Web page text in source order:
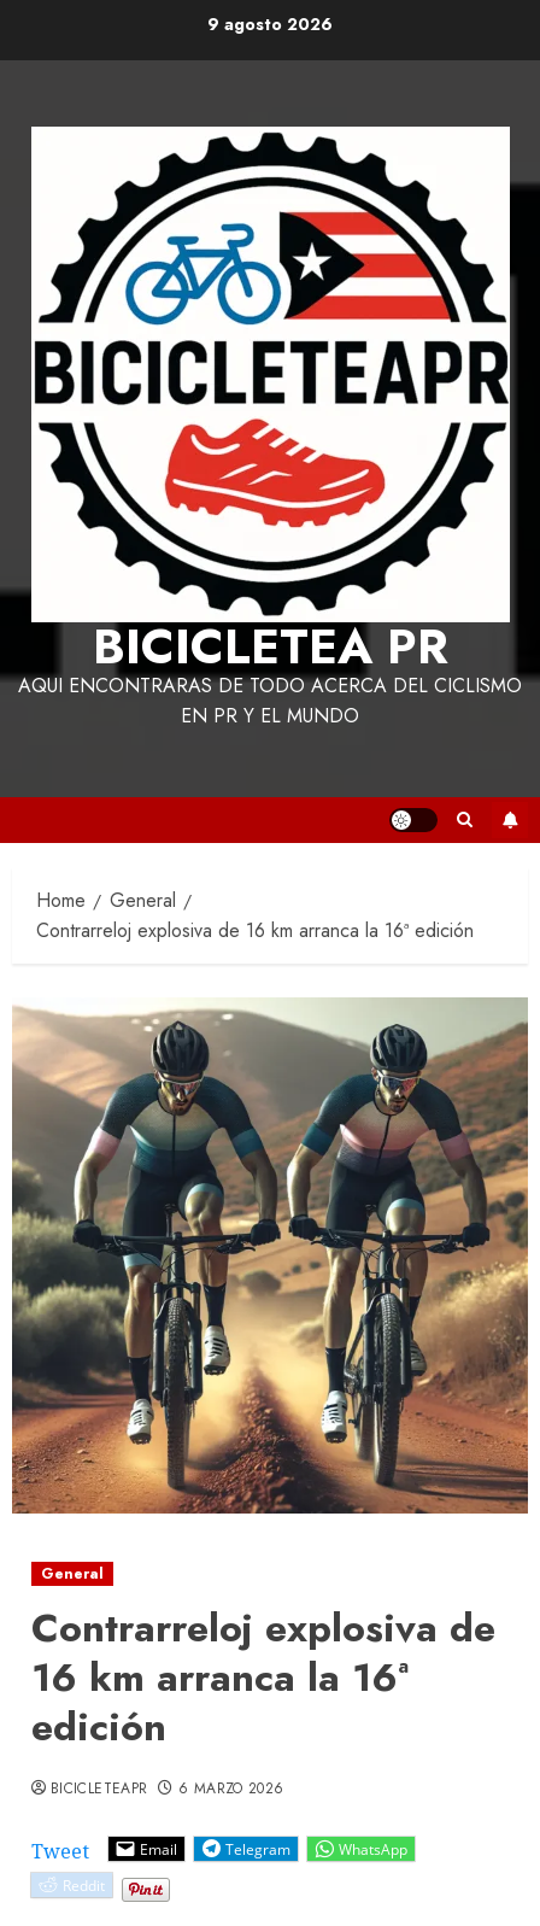
9 agosto 2026
BICICLETEA PR
AQUI ENCONTRARAS DE TODO ACERCA DEL CICLISMO
EN PR Y EL MUNDO
Home
General
Contrarreloj explosiva de 16 km arranca la 16ª edición
General
Contrarreloj explosiva de
16 km arranca la 16ª
edición
Tweet Email Telegram
WhatsApp
Reddit
BICICLETEAPR 6 MARZO 2026